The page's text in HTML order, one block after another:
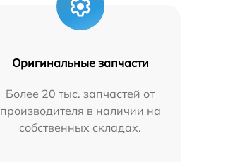
Оригинальные запчасти
Более 20 тыс. запчастей от
производителя в наличии на
собственных складах.